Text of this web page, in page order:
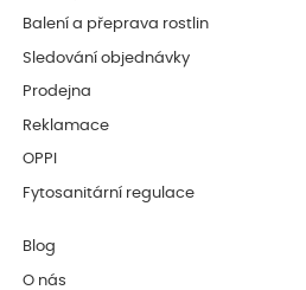
Balení a přeprava rostlin
Sledování objednávky
Prodejna
Reklamace
OPPI
Fytosanitární regulace
Blog
O nás